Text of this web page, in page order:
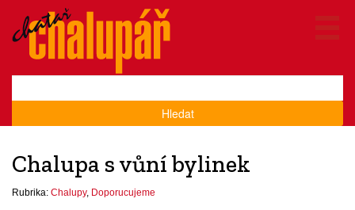
Hledat
Chalupa s vůní bylinek
Rubrika: Chalupy, Doporucujeme